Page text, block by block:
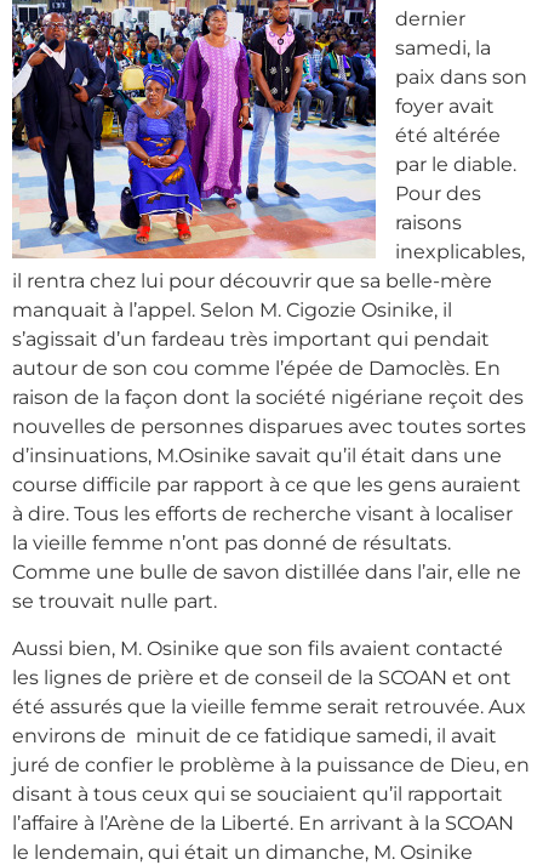
dernier
samedi, la
paix dans son
foyer avait
été altérée
par le diable.
Pour des
raisons
inexplicables,
il rentra chez lui pour découvrir que sa belle-mère
manquait à l’appel. Selon M. Cigozie Osinike, il
s’agissait d’un fardeau très important qui pendait
autour de son cou comme l’épée de Damoclès. En
raison de la façon dont la société nigériane reçoit des
nouvelles de personnes disparues avec toutes sortes
d’insinuations, M.Osinike savait qu’il était dans une
course difficile par rapport à ce que les gens auraient
à dire. Tous les efforts de recherche visant à localiser
la vieille femme n’ont pas donné de résultats.
Comme une bulle de savon distillée dans l’air, elle ne
se trouvait nulle part.
Aussi bien, M. Osinike que son fils avaient contacté
les lignes de prière et de conseil de la SCOAN et ont
été assurés que la vieille femme serait retrouvée. Aux
environs de minuit de ce fatidique samedi, il avait
juré de confier le problème à la puissance de Dieu, en
disant à tous ceux qui se souciaient qu’il rapportait
l’affaire à l’Arène de la Liberté. En arrivant à la SCOAN
le lendemain, qui était un dimanche, M. Osinike